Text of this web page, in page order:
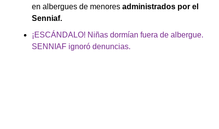
en albergues de menores administrados por el
Senniaf.
¡ESCÁNDALO! Niñas dormían fuera de albergue.
SENNIAF ignoró denuncias.